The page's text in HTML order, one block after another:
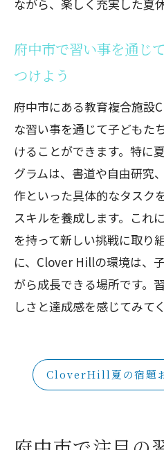
ながら、楽しく充実した夏
府中市で習い事を通じ
つけよう
府中市にある教育複合施設
な習い事を通じて子どもた
けることができます。特に
グラムは、書道や自由研究
作といった具体的なタスク
スキルを養成します。これ
を持って新しい挑戦に取り
に、Clover Hillの環境は、
がら成長できる場所です。
しさと達成感を感じてみて
CloverHill夏の宿題